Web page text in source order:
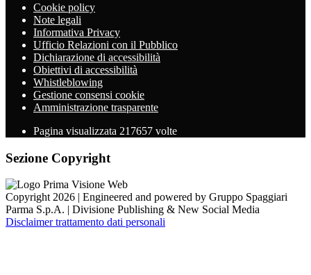
Cookie policy
Note legali
Informativa Privacy
Ufficio Relazioni con il Pubblico
Dichiarazione di accessibilità
Obiettivi di accessibilità
Whistleblowing
Gestione consensi cookie
Amministrazione trasparente
Pagina visualizzata 217657 volte
Sezione Copyright
Copyright 2026 | Engineered and powered by Gruppo Spaggiari
Parma S.p.A. | Divisione Publishing & New Social Media
Disclaimer trattamento dati personali